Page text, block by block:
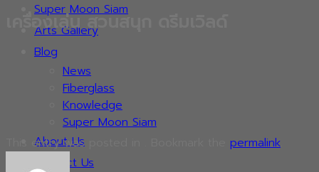
Super Moon Siam
Arts Gallery
Blog
News
Fiberglass
Knowledge
Super Moon Siam
About Us
Contact Us
เครื่องเล่น สวนสนุก ดรีมเวิลด์
This entry was posted in . Bookmark the permalink